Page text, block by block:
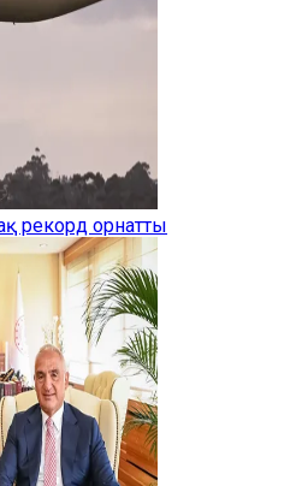
рекорд орнатты